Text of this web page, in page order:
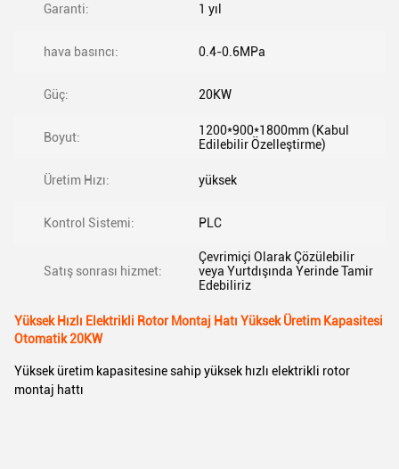
Garanti: 1 yıl
hava basıncı: 0.4-0.6MPa
Güç: 20KW
Boyut:
1200*900*1800mm (Kabul
Edilebilir Özelleştirme)
Üretim Hızı: yüksek
Kontrol Sistemi: PLC
Satış sonrası hizmet:
Çevrimiçi Olarak Çözülebilir
veya Yurtdışında Yerinde Tamir
Edebiliriz
Yüksek Hızlı Elektrikli Rotor Montaj Hatı Yüksek Üretim Kapasitesi
Otomatik 20KW
Yüksek üretim kapasitesine sahip yüksek hızlı elektrikli rotor
montaj hattı